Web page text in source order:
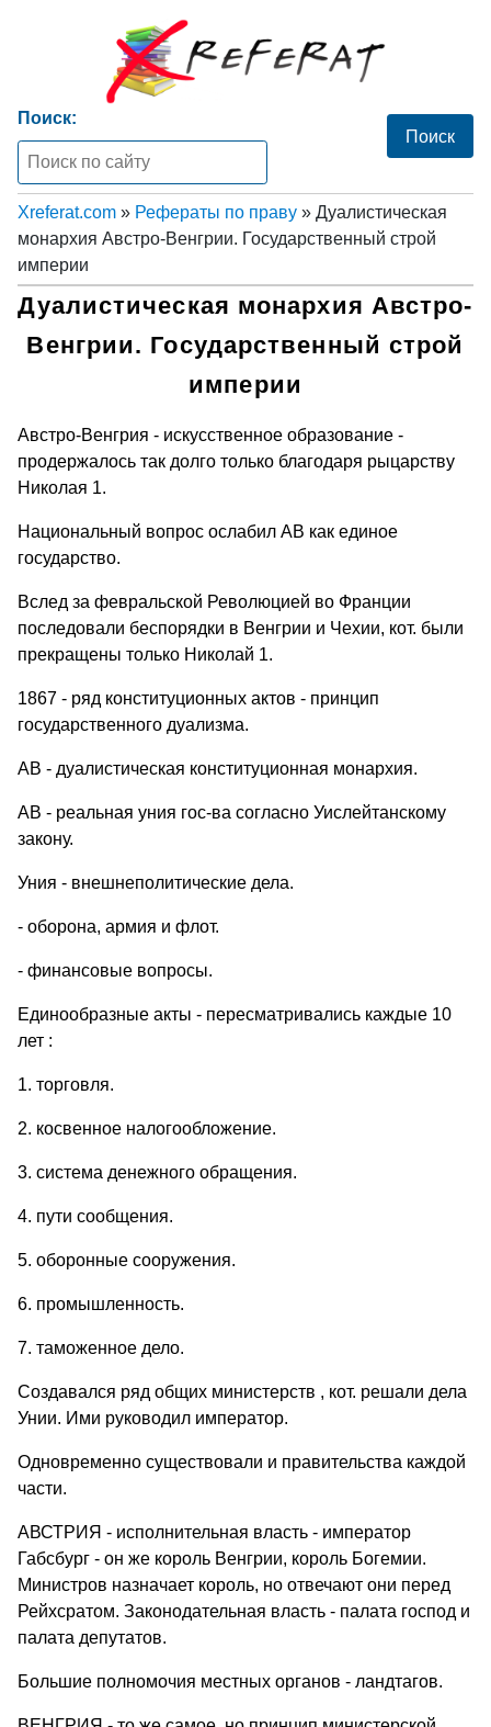
Поиск:
Xreferat.com » Рефераты по праву » Дуалистическая
монархия Австро-Венгрии. Государственный строй
империи
Дуалистическая монархия Австро-
Венгрии. Государственный строй
империи
Австро-Венгрия - искусственное образование -
продержалось так долго только благодаря рыцарству
Николая 1.
Национальный вопрос ослабил АВ как единое
государство.
Вслед за февральской Революцией во Франции
последовали беспорядки в Венгрии и Чехии, кот. были
прекращены только Николай 1.
1867 - ряд конституционных актов - принцип
государственного дуализма.
АВ - дуалистическая конституционная монархия.
АВ - реальная уния гос-ва согласно Уислейтанскому
закону.
Уния - внешнеполитические дела.
- оборона, армия и флот.
- финансовые вопросы.
Единообразные акты - пересматривались каждые 10
лет :
1. торговля.
2. косвенное налогообложение.
3. система денежного обращения.
4. пути сообщения.
5. оборонные сооружения.
6. промышленность.
7. таможенное дело.
Создавался ряд общих министерств , кот. решали дела
Унии. Ими руководил император.
Одновременно существовали и правительства каждой
части.
АВСТРИЯ - исполнительная власть - император
Габсбург - он же король Венгрии, король Богемии.
Министров назначает король, но отвечают они перед
Рейхсратом. Законодательная власть - палата господ и
палата депутатов.
Большие полномочия местных органов - ландтагов.